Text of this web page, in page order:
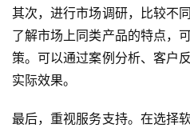
生
态
与
合
作
其次，进行市场调研，比较不
了解市场上同类产品的特点，
策。可以通过案例分析、客户
实际效果。
最后，重视服务支持。在选择